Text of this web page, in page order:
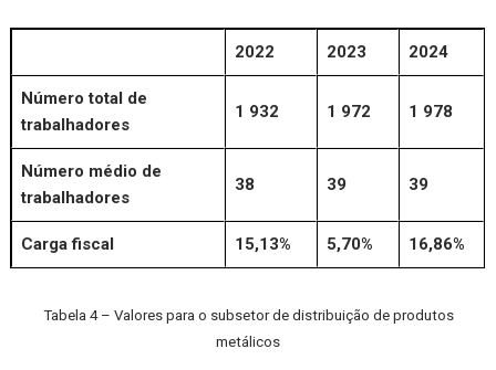
2022 2023 2024
Número total de
trabalhadores
1 932 1 972 1 978
Número médio de
trabalhadores
38 39 39
Carga fiscal 15,13% 5,70% 16,86%
Tabela 4 – Valores para o subsetor de distribuição de produtos
metálicos